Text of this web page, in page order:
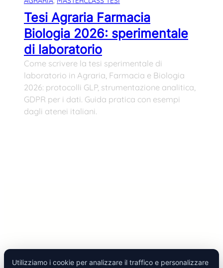
Tesi Agraria Farmacia
Biologia 2026: sperimentale
di laboratorio
Come scrivere la tesi sperimentale di
laboratorio in Agraria, Farmacia e Biologia
2026: protocolli GLP, strumentazione analitica,
GDPR per i dati. Guida pratica con esempi
dagli atenei italiani.
Utilizziamo i cookie per analizzare il traffico e personalizzare